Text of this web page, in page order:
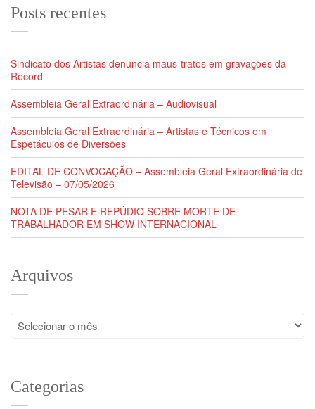
Posts recentes
Sindicato dos Artistas denuncia maus-tratos em gravações da
Record
Assembleia Geral Extraordinária – Audiovisual
Assembleia Geral Extraordinária – Artistas e Técnicos em
Espetáculos de Diversões
EDITAL DE CONVOCAÇÃO – Assembleia Geral Extraordinária de
Televisão – 07/05/2026
NOTA DE PESAR E REPÚDIO SOBRE MORTE DE
TRABALHADOR EM SHOW INTERNACIONAL
Arquivos
Arquivos
Categorias